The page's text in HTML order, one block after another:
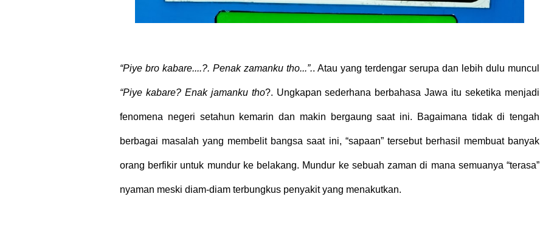
“Piye bro kabare....?. Penak zamanku tho...”.. Atau yang terdengar serupa dan lebih dulu muncul
“Piye kabare? Enak jamanku tho?. Ungkapan sederhana berbahasa Jawa itu seketika menjadi
fenomena negeri setahun kemarin dan makin bergaung saat ini. Bagaimana tidak di tengah
berbagai masalah yang membelit bangsa saat ini, “sapaan” tersebut berhasil membuat banyak
orang berfikir untuk mundur ke belakang. Mundur ke sebuah zaman di mana semuanya “terasa”
nyaman meski diam-diam terbungkus penyakit yang menakutkan.